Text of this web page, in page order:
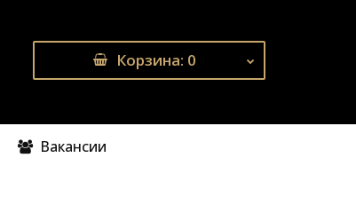
Корзина: 0
Вакансии